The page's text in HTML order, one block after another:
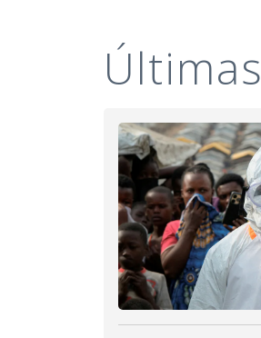
Últimas